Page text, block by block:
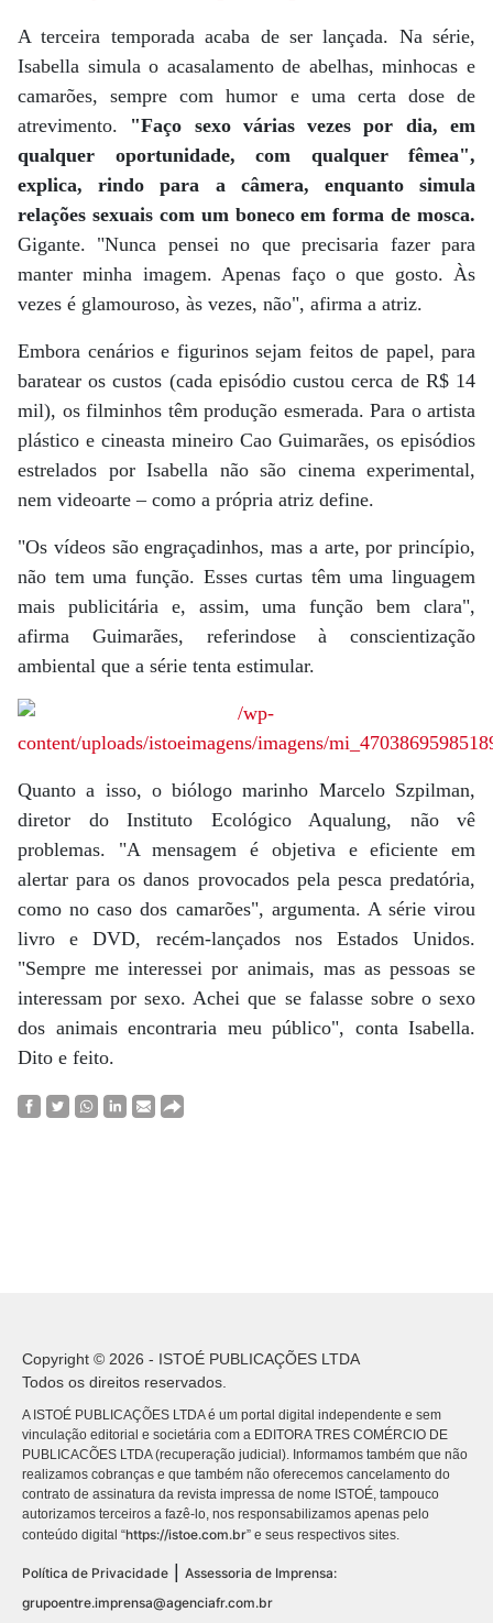
A terceira temporada acaba de ser lançada. Na série,
Isabella simula o acasalamento de abelhas, minhocas e
camarões, sempre com humor e uma certa dose de
atrevimento. "Faço sexo várias vezes por dia, em
qualquer oportunidade, com qualquer fêmea",
explica, rindo para a câmera, enquanto simula
relações sexuais com um boneco em forma de mosca.
Gigante. "Nunca pensei no que precisaria fazer para
manter minha imagem. Apenas faço o que gosto. Às
vezes é glamouroso, às vezes, não", afirma a atriz.
Embora cenários e figurinos sejam feitos de papel, para
baratear os custos (cada episódio custou cerca de R$ 14
mil), os filminhos têm produção esmerada. Para o artista
plástico e cineasta mineiro Cao Guimarães, os episódios
estrelados por Isabella não são cinema experimental,
nem videoarte – como a própria atriz define.
"Os vídeos são engraçadinhos, mas a arte, por princípio,
não tem uma função. Esses curtas têm uma linguagem
mais publicitária e, assim, uma função bem clara",
afirma Guimarães, referindose à conscientização
ambiental que a série tenta estimular.
Quanto a isso, o biólogo marinho Marcelo Szpilman,
diretor do Instituto Ecológico Aqualung, não vê
problemas. "A mensagem é objetiva e eficiente em
alertar para os danos provocados pela pesca predatória,
como no caso dos camarões", argumenta. A série virou
livro e DVD, recém-lançados nos Estados Unidos.
"Sempre me interessei por animais, mas as pessoas se
interessam por sexo. Achei que se falasse sobre o sexo
dos animais encontraria meu público", conta Isabella.
Dito e feito.
Copyright © 2026 - ISTOÉ PUBLICAÇÕES LTDA
Todos os direitos reservados.
A ISTOÉ PUBLICAÇÕES LTDA é um portal digital independente e sem
vinculação editorial e societária com a EDITORA TRES COMÉRCIO DE
PUBLICACÕES LTDA (recuperação judicial). Informamos também que não
realizamos cobranças e que também não oferecemos cancelamento do
contrato de assinatura da revista impressa de nome ISTOÉ, tampouco
autorizamos terceiros a fazê-lo, nos responsabilizamos apenas pelo
conteúdo digital “https://istoe.com.br” e seus respectivos sites.
Política de Privacidade | Assessoria de Imprensa:
grupoentre.imprensa@agenciafr.com.br